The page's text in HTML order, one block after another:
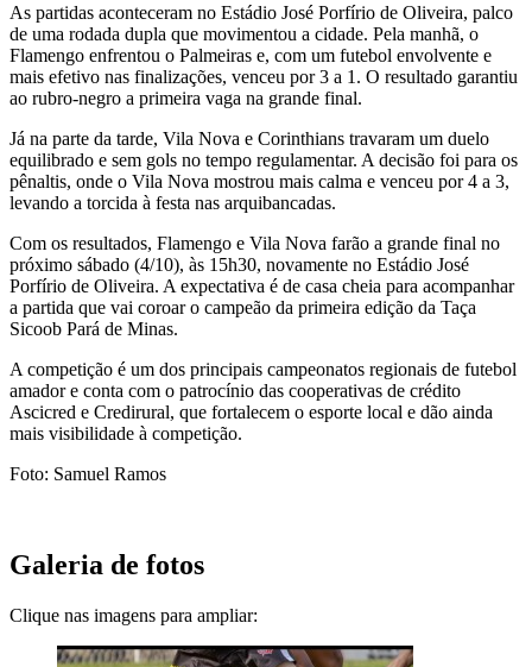
As partidas aconteceram no Estádio José Porfírio de Oliveira, palco
de uma rodada dupla que movimentou a cidade. Pela manhã, o
Flamengo enfrentou o Palmeiras e, com um futebol envolvente e
mais efetivo nas finalizações, venceu por 3 a 1. O resultado garantiu
ao rubro-negro a primeira vaga na grande final.
Já na parte da tarde, Vila Nova e Corinthians travaram um duelo
equilibrado e sem gols no tempo regulamentar. A decisão foi para os
pênaltis, onde o Vila Nova mostrou mais calma e venceu por 4 a 3,
levando a torcida à festa nas arquibancadas.
Com os resultados, Flamengo e Vila Nova farão a grande final no
próximo sábado (4/10), às 15h30, novamente no Estádio José
Porfírio de Oliveira. A expectativa é de casa cheia para acompanhar
a partida que vai coroar o campeão da primeira edição da Taça
Sicoob Pará de Minas.
A competição é um dos principais campeonatos regionais de futebol
amador e conta com o patrocínio das cooperativas de crédito
Ascicred e Credirural, que fortalecem o esporte local e dão ainda
mais visibilidade à competição.
Foto: Samuel Ramos
Galeria de fotos
Clique nas imagens para ampliar: